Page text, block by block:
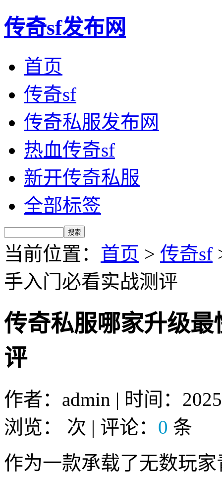
传奇sf发布网
首页
传奇sf
传奇私服发布网
热血传奇sf
新开传奇私服
全部标签
当前位置： 首页 > 传奇sf
手入门必看实战测评
传奇私服哪家升级
评
作者：admin | 时间：
浏览：
次 | 评论： 0 条
作为一款承载了无数玩